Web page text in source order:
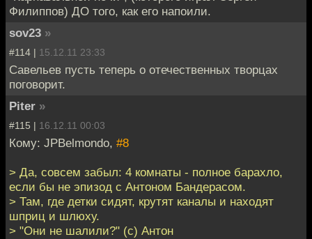
Филиппов) ДО того, как его напоили.
sov23 »
#114 | 15.12.11 23:33
Савельев пусть теперь о отечественных творцах
поговорит.
Piter »
#115 | 16.12.11 00:03
Кому: JPBelmondo, #8
> Да, совсем забыл: 4 комнаты - полное барахло,
если бы не эпизод с Антоном Бандерасом.
> Там, где детки сидят, крутят каналы и находят
шприц и шлюху.
> "Они не шалили?" (с) Антон